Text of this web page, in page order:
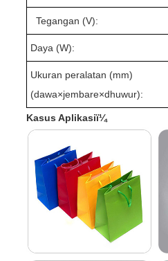
Tegangan (V):
Daya (W):
Ukuran peralatan (mm)
(dawa×jembare×dhuwur):
Kasus Aplikasiï¼